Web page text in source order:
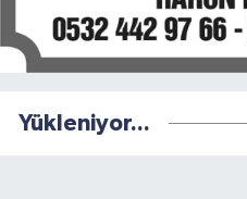
Yükleniyor...